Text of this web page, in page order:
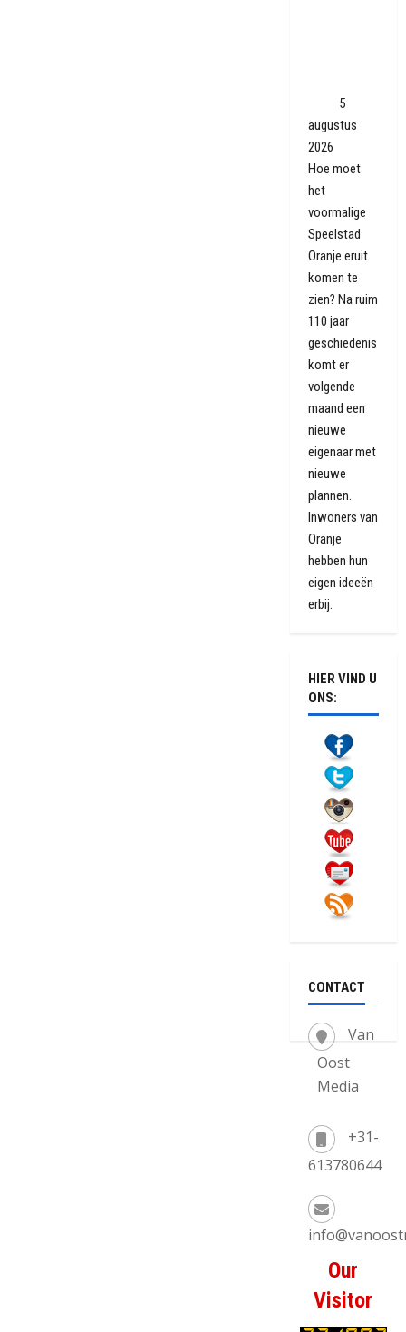
5
augustus
2026
Hoe moet
het
voormalige
Speelstad
Oranje eruit
komen te
zien? Na ruim
110 jaar
geschiedenis
komt er
volgende
maand een
nieuwe
eigenaar met
nieuwe
plannen.
Inwoners van
Oranje
hebben hun
eigen ideeën
erbij.
HIER VIND U
ONS:
CONTACT
Van
Oost
Media
+31-
613780644
Our
Visitor